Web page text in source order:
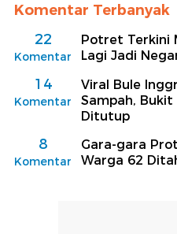
Komentar Terbanyak
22
Komentar
Potret Terkini
Lagi Jadi
14
Komentar
Viral Bule
Sampah,
Ditutup
8
Komentar
Gara-gara
Warga 62